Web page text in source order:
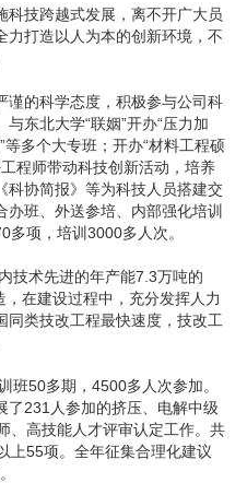
技跨越式发展，离不开广大员
力打造以人为本的创新环境，不
的科学态度，积极参与公司科
东北大学“联姻”开办“压力加
等多个大专班；开办“材料工程硕
程师带动科技创新活动，培养
科协简报》等为科技人员搭建交
办班、外送参培、内部强化培训
项，培训3000多人次。
术先进的年产能7.3万吨的
在建设过程中，充分发挥人力
同类技改工程最快速度，技改工
50多期，4500多人次参加。
了231人参加的挤压、电解中级
、高技能人才评审认定工作。共
上55项。全年征集合理化建议